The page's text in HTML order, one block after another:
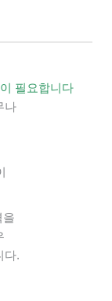
필요합니다
나
을
다.